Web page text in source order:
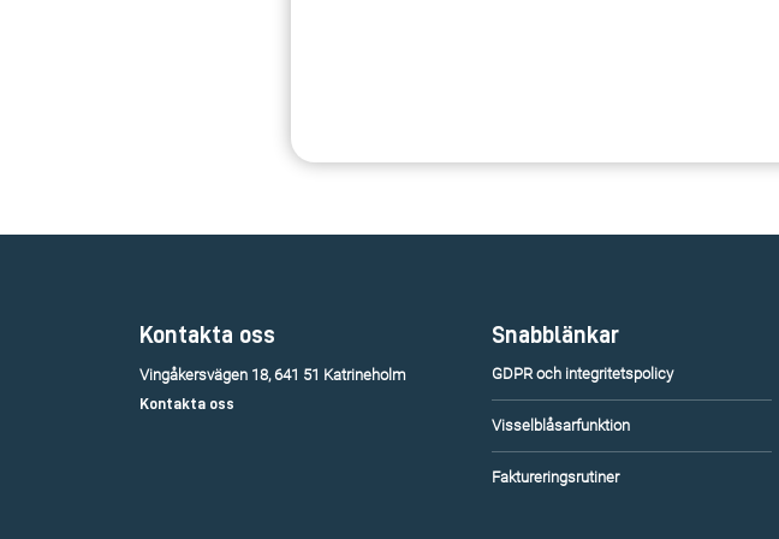
Kontakta oss
Vingåkersvägen 18, 641 51 Katrineholm
Kontakta oss
Snabblänkar
GDPR och integritetspolicy
Visselblåsarfunktion
Faktureringsrutiner